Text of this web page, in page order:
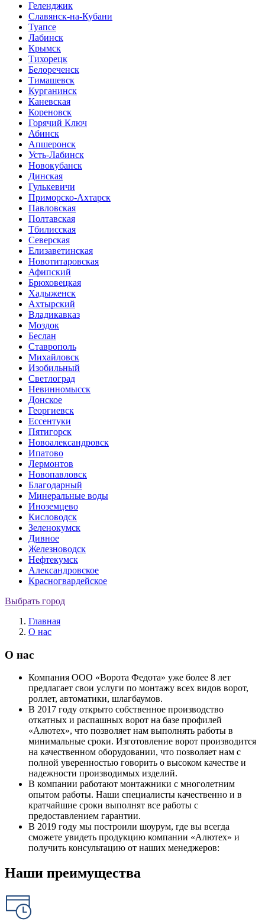
Геленджик
Славянск-на-Кубани
Туапсе
Лабинск
Крымск
Тихорецк
Белореченск
Тимашевск
Курганинск
Каневская
Кореновск
Горячий Ключ
Абинск
Апшеронск
Усть-Лабинск
Новокубанск
Динская
Гулькевичи
Приморско-Ахтарск
Павловская
Полтавская
Тбилисская
Северская
Елизаветинская
Новотитаровская
Афипский
Брюховецкая
Хадыженск
Ахтырский
Владикавказ
Моздок
Беслан
Ставрополь
Михайловск
Изобильный
Светлоград
Невинномысск
Донское
Георгиевск
Ессентуки
Пятигорск
Новоалександровск
Ипатово
Лермонтов
Новопавловск
Благодарный
Минеральные воды
Иноземцево
Кисловодск
Зеленокумск
Дивное
Железноводск
Нефтекумск
Александровское
Красногвардейское
Выбрать город
Главная
О нас
О нас
Компания ООО «Ворота Федота» уже более 8 лет
предлагает свои услуги по монтажу всех видов ворот,
роллет, автоматики, шлагбаумов.
В 2017 году открыто собственное производство
откатных и распашных ворот на базе профилей
«Алютех», что позволяет нам выполнять работы в
минимальные сроки. Изготовление ворот производится
на качественном оборудовании, что позволяет нам с
полной уверенностью говорить о высоком качестве и
надежности производимых изделий.
В компании работают монтажники с многолетним
опытом работы. Наши специалисты качественно и в
кратчайшие сроки выполнят все работы с
предоставлением гарантии.
В 2019 году мы построили шоурум, где вы всегда
сможете увидеть продукцию компании «Алютех» и
получить консультацию от наших менеджеров:
Наши преимущества